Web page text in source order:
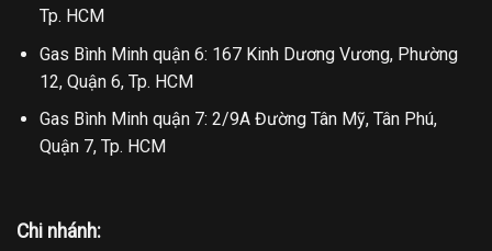
Tp. HCM
Gas Bình Minh quận 6: 167 Kinh Dương Vương, Phường
12, Quận 6, Tp. HCM
Gas Bình Minh quận 7: 2/9A Đường Tân Mỹ, Tân Phú,
Quận 7, Tp. HCM
Chi nhánh: